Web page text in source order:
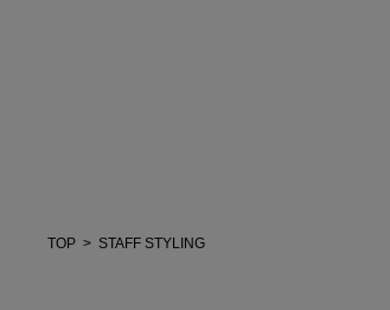
TOP STAFF STYLING